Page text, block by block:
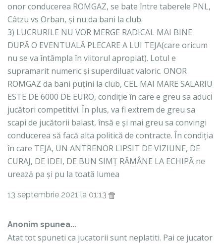
onor conducerea ROMGAZ, se bate între taberele PNL,
Câtzu vs Orban, și nu da bani la club.
3) LUCRURILE NU VOR MERGE RADICAL MAI BINE
DUPĂ O EVENTUALĂ PLECARE A LUI TEJA(care oricum
nu se va întâmpla în viitorul apropiat). Lotul e
supramarit numeric și superdiluat valoric. ONOR
ROMGAZ da bani puțini la club, CEL MAI MARE SALARIU
ESTE DE 6000 DE EURO, condiție în care e greu sa aduci
jucători competitivi. În plus, va fi extrem de greu sa
scapi de jucătorii balast, însă e și mai greu sa convingi
conducerea să facă alta politică de contracte. În condiția
în care TEJA, UN ANTRENOR LIPSIT DE VIZIUNE, DE
CURAJ, DE IDEI, DE BUN SIMȚ RĂMÂNE LA ECHIPĂ ne
urează pa și pu la toată lumea
13 septembrie 2021 la 01:13
Anonim spunea...
Atat tot spuneti ca jucatorii sunt neplatiti. Pai ce jucator